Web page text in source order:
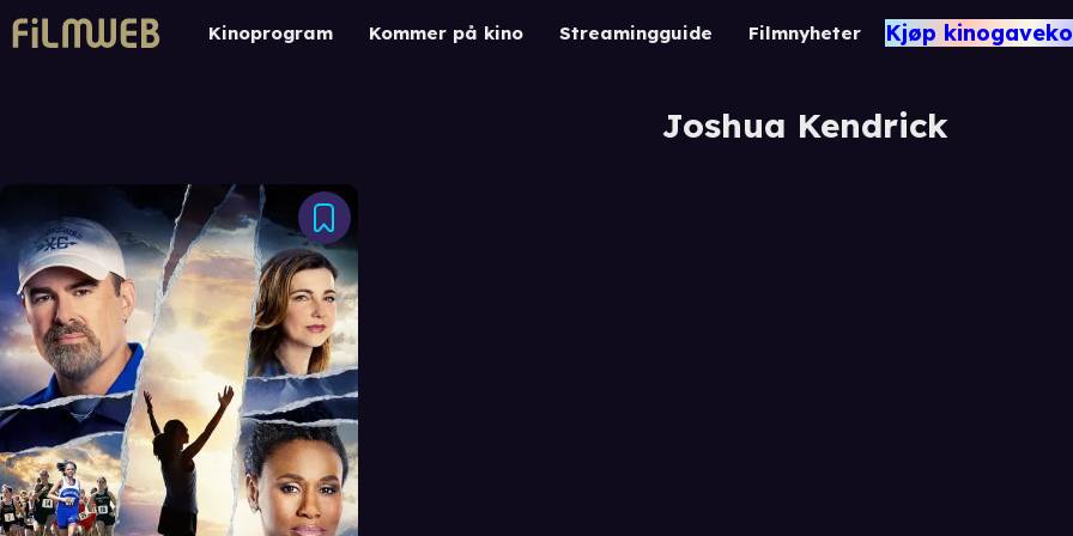
Kinoprogram Kommer på kino Streamingguide Filmnyheter Kjøp
Joshua Kendrick